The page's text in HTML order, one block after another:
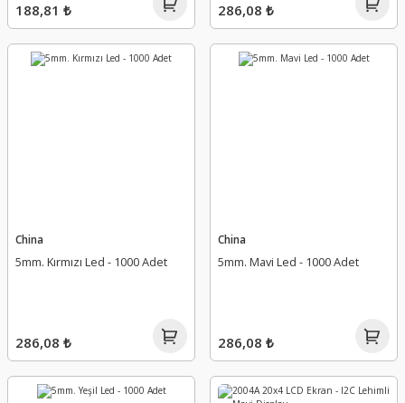
188,81 ₺ 286,08 ₺
China
5mm. Kırmızı Led - 1000 Adet
286,08 ₺
China
5mm. Mavi Led - 1000 Adet
286,08 ₺